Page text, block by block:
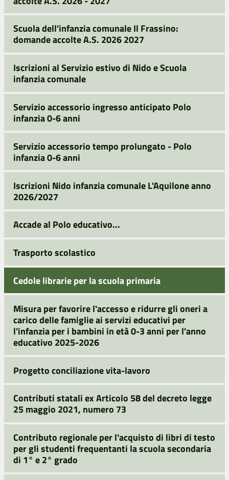
Scuola dell'infanzia comunale Il Frassino:
domande accolte A.S. 2026 2027
Iscrizioni al Servizio estivo di Nido e Scuola
infanzia comunale
Servizio accessorio ingresso anticipato Polo
infanzia 0-6 anni
Servizio accessorio tempo prolungato - Polo
infanzia 0-6 anni
Iscrizioni Nido infanzia comunale L'Aquilone anno
2026/2027
Accade al Polo educativo...
Trasporto scolastico
Cedole librarie per la scuola primaria
Misura per favorire l'accesso e ridurre gli oneri a
carico delle famiglie ai servizi educativi per
l'infanzia per i bambini in età 0-3 anni per l'anno
educativo 2025-2026
Progetto conciliazione vita-lavoro
Contributi statali ex Articolo 58 del decreto legge
25 maggio 2021, numero 73
Contributo regionale per l'acquisto di libri di testo
per gli studenti frequentanti la scuola secondaria
di 1° e 2° grado